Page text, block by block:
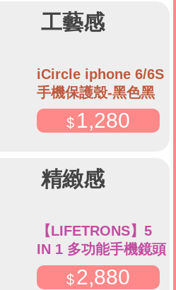
工藝感
iCircle iphone 6/6S
手機保護殼-黑色黑
環
1,280
精緻感
【LIFETRONS】5
IN 1 多功能手機鏡頭
組
2,880